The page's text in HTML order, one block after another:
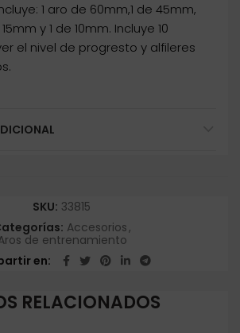
1 aro de 60mm,1 de 45mm,
y 1 de 10mm. Incluye 10
el nivel de progresto y alfileres
SKU: 33815
Accesorios,
de entrenamiento
en
RELACIONADOS